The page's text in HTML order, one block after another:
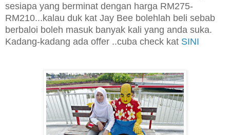
sesiapa yang berminat dengan harga RM275-
RM210...kalau duk kat Jay Bee bolehlah beli sebab
berbaloi boleh masuk banyak kali yang anda suka.
Kadang-kadang ada offer ..cuba check kat SINI